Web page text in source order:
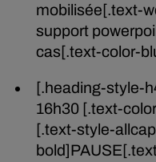
mobilisée[.text-
support
cas[.text-color-
[.heading-style-
16h30 [.text-
[.text-style-